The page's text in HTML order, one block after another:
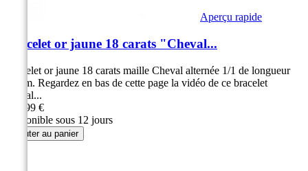
Aperçu rapide
Bracelet or jaune 18 carats "Cheval...
Bracelet or jaune 18 carats maille Cheval alternée 1/1 de longueur
17 cm. Regardez en bas de cette page la vidéo de ce bracelet
cheval...
289,99 €
Disponible sous 12 jours
Ajouter au panier